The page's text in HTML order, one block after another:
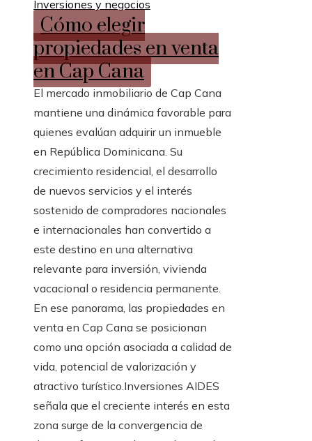
Inversiones y negocios
Cómo elegir
propiedades en venta
en Cap Cana
El mercado inmobiliario de Cap Cana
mantiene una dinámica favorable para
quienes evalúan adquirir un inmueble
en República Dominicana. Su
crecimiento residencial, el desarrollo
de nuevos servicios y el interés
sostenido de compradores nacionales
e internacionales han convertido a
este destino en una alternativa
relevante para inversión, vivienda
vacacional o residencia permanente.
En ese panorama, las propiedades en
venta en Cap Cana se posicionan
como una opción asociada a calidad de
vida, potencial de valorización y
atractivo turístico.Inversiones AIDES
señala que el creciente interés en esta
zona surge de la convergencia de